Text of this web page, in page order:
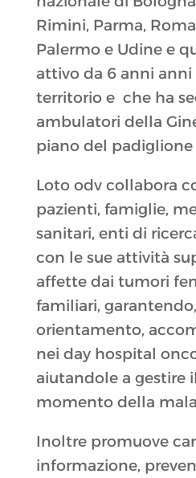
Rimini, Parma,
Palermo e Udine e
attivo da 6 anni anni
territorio e che ha
ambulatori della
piano del padiglione
Loto odv collabora
pazienti, famiglie,
sanitari, enti di
con le sue attività
affette dai tumori
familiari,
orientamento,
nei day hospital
aiutandole a gestire
momento della
Inoltre promuove
informazione,